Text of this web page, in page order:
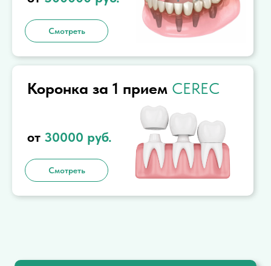
Смотреть
Коронка за 1 прием CEREC
от 30000 руб.
Смотреть